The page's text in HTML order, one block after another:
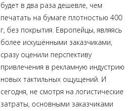
будет в два раза дешевле, чем
печатать на бумаге плотностью 400
г, без покрытия. Европейцы, являясь
более искушёнными заказчиками,
сразу оценили перспективу
привлечения в рекламную индустрию
новых тактильных ощущений. И
сегодня, не смотря на логистические
затраты, основными заказчиками